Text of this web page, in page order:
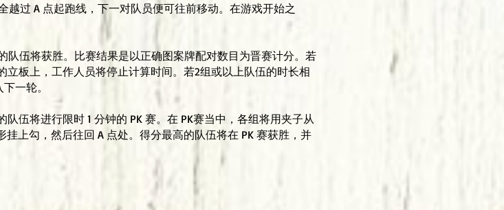
越过 A 点起跑线，下一对队员便可往前移动。在游戏开始之
队伍将获胜。比赛结果是以正确图案牌配对数目为晋赛计分。若
立板上，工作人员将停止计算时间。若2组或以上队伍的时长相
一轮。
伍将进行限时 1 分钟的 PK 赛。在 PK赛当中，各组将用夹子从
上勾，然后往回 A 点处。得分最高的队伍将在 PK 赛获胜，并